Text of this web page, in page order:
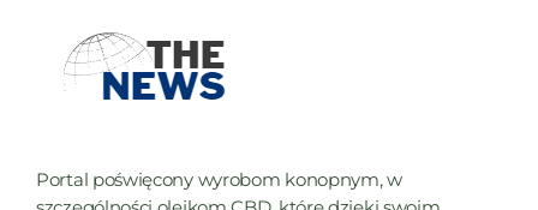
Portal poświęcony wyrobom konopnym, w